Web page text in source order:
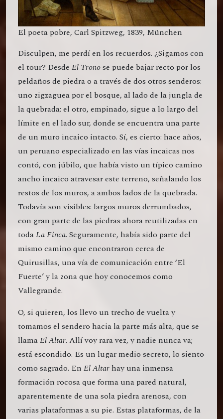
El poeta pobre, Carl Spitzweg, 1839, München
Disculpen, me perdí en los recuerdos. ¿Sigamos con
el tour? Desde El Tronose puede bajar recto por los
peldaños de piedra o a través de dos otros senderos:
uno zigzaguea por el bosque, al lado de la jungla de
la quebrada; el otro, empinado, sigue a lo largo del
límite en el lado sur, donde se encuentra una parte
de un muro incaico intacto. Sí, es cierto: hace años,
un peruano especializado en las vías incaicas nos
contó, con júbilo, que había visto un típico camino
ancho incaico atravesar este terreno, señalando los
restos de los muros, a ambos lados de la quebrada.
Todavía son visibles: largos muros derrumbados,
con gran parte de las piedras ahora reutilizadas en
todaLa Finca. Seguramente, había sido parte del
mismo camino que encontraron cerca de
Quirusillas, una vía de comunicación entre ‘El
Fuerte’ y la zona que hoy conocemos como
Vallegrande.
O, si quieren, los llevo un trecho de vuelta y
tomamos el sendero hacia la parte más alta, que se
llamaEl Altar. Allí voy rara vez, y nadie nunca va;
está escondido. Es un lugar medio secreto, lo siento
como sagrado. En El Altar hay una inmensa
formación rocosa que forma una pared natural,
aparentemente de una sola piedra arenosa, con
varias plataformas a su pie. Estas plataformas, de la